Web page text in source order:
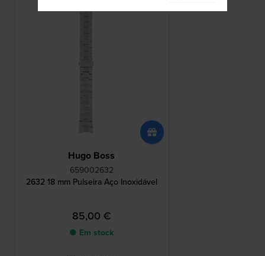
Hugo Boss
659002632
2632 18 mm Pulseira Aço Inoxidável
85,00 €
● Em stock